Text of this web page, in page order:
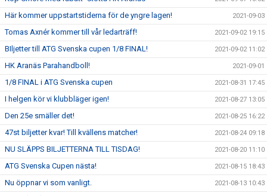
Här kommer uppstartstiderna för de yngre lagen! 2021-09-03
Tomas Axnér kommer till vår ledarträff! 2021-09-02 19:15
BIljetter till ATG Svenska cupen 1/8 FINAL! 2021-09-02 11:02
HK Aranäs Parahandboll! 2021-09-01
1/8 FINAL i ATG Svenska cupen 2021-08-31 17:45
I helgen kör vi klubbläger igen! 2021-08-27 13:05
Den 25e smäller det! 2021-08-25 16:22
47st biljetter kvar! Till kvällens matcher! 2021-08-24 09:18
NU SLÄPPS BILJETTERNA TILL TISDAG! 2021-08-20 11:10
ATG Svenska Cupen nästa! 2021-08-15 18:43
Nu öppnar vi som vanligt. 2021-08-13 10:43